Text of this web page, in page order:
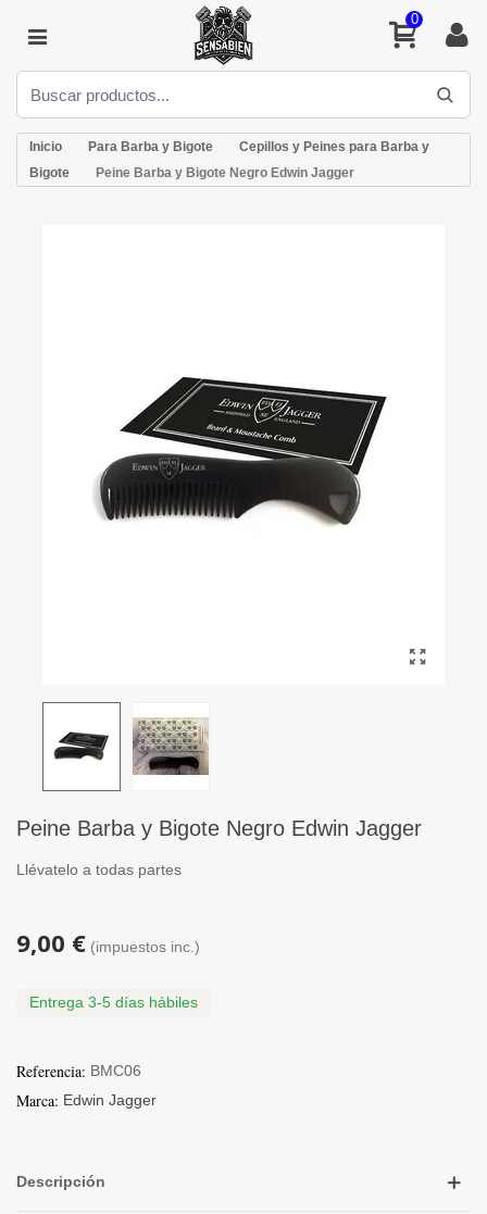
0
Inicio Para Barba y Bigote
Cepillos y Peines para Barba y
Bigote
Peine Barba y Bigote Negro Edwin Jagger
Peine Barba y Bigote Negro Edwin Jagger
Llévatelo a todas partes
9,00 € (impuestos inc.)
Entrega 3-5 días hábiles
Referencia: BMC06
Marca: Edwin Jagger
Descripción